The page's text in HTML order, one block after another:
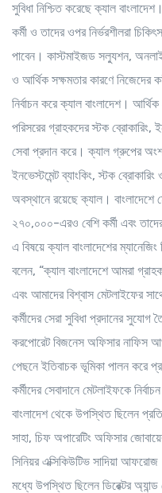
সুবিধা নিশ্চিত করেছে ক্যাল
কর্মী ও তাদের ওপর নির্ভরশীলরা
পাবেন। কাস্টমাইজড সল্যুশন, অনলাইন
ও আর্থিক সক্ষমতার কারণে নিজেদের
নির্বাচন করে ক্যাল বাংলাদেশ।
পরিসরের গ্রাহকদের স্টক ব্রোকারিং,
সেবা প্রদান করে। ক্যাল গ্রুপের
ইনভেস্টমেন্ট ব্যাংকিং, স্টক ব্রোকারিং
অবস্থানে রয়েছে ক্যাল। বাংলাদেশে
২৭০,০০০-এরও বেশি কর্মী এবং
এ বিষয়ে ক্যাল বাংলাদেশের ম্যানেজিং
বলেন, “ক্যাল বাংলাদেশে আমরা
এবং আমাদের বিশ্বাস মেটলাইফের
কর্মীদের সেরা সুবিধা প্রদানের সুযোগ
করপোরেট বিজনেস অফিসার নাফিস
পেছনে ইতিবাচক ভূমিকা পালন করে
কর্মীদের সেবাদানে মেটলাইফকে
বাংলাদেশ থেকে উপস্থিত ছিলেন
সাহা, চিফ অপারেটিং অফিসার
সিনিয়র এক্সিকিউটিভ সাদিয়া
মধ্যে উপস্থিত ছিলেন ডিরেক্টর